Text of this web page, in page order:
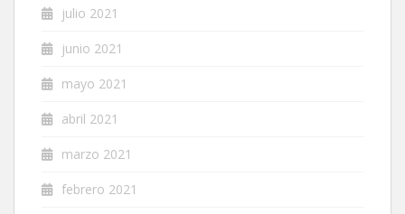
julio 2021
junio 2021
mayo 2021
abril 2021
marzo 2021
febrero 2021